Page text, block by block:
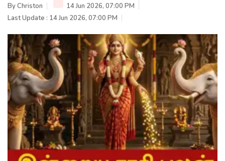
ByChriston
14 Jun 2026, 07:00 PM
Last Update : 14 Jun 2026, 07:00 PM